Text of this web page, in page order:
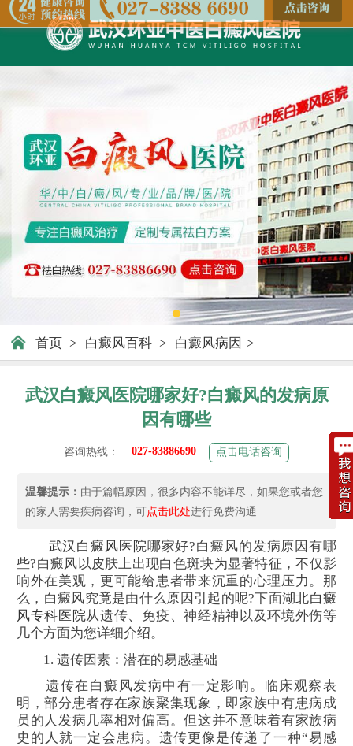
首页 > 白癜风百科 > 白癜风病因 >
武汉白癜风医院哪家好?白癜风的发病原
因有哪些
咨询热线： 027-83886690 点击电话咨询
温馨提示： 由于篇幅原因，很多内容不能详尽，如果您或者您
的家人需要疾病咨询，可点击此处进行免费沟通
武汉白癜风医院哪家好?白癜风的发病原因有哪
些?白癜风以皮肤上出现白色斑块为显著特征，不仅影
响外在美观，更可能给患者带来沉重的心理压力。那
么，白癜风究竟是由什么原因引起的呢?下面湖北白癜
风专科医院从遗传、免疫、神经精神以及环境外伤等
几个方面为您详细介绍。
1. 遗传因素：潜在的易感基础
遗传在白癜风发病中有一定影响。临床观察表
明，部分患者存在家族聚集现象，即家族中有患病成
员的人发病几率相对偏高。但这并不意味着有家族病
史的人就一定会患病。遗传更像是传递了一种“易感